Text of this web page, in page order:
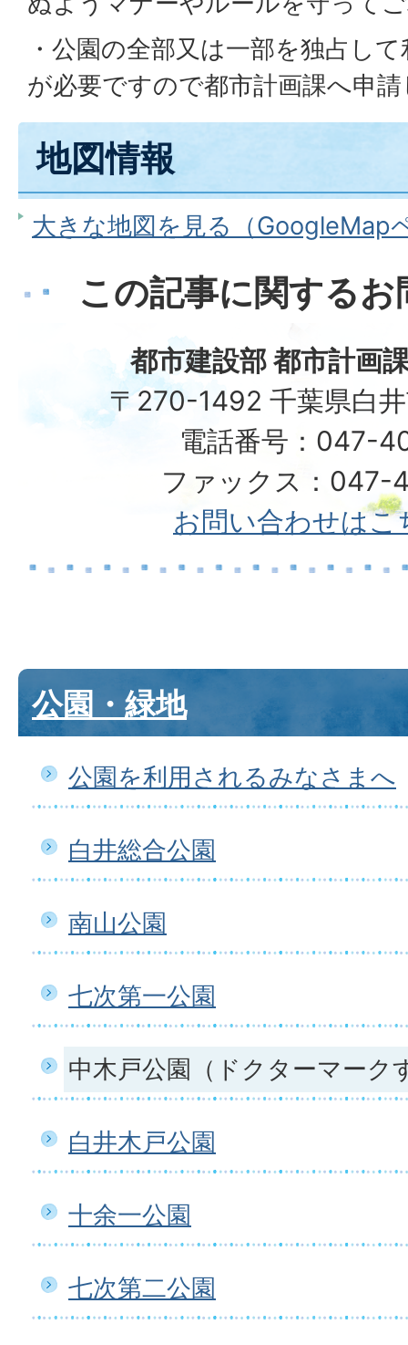
・公園の全部又は一部を独占し
が必要ですので都市計画課へ申
地図情報
大きな地図を見る（GoogleMap
この記事に関する
都市建設部 都市計画
〒270-1492 千葉県白
電話番号：047-
ファックス：047-
お問い合わせはこ
公園・緑地
公園を利用されるみなさまへ
白井総合公園
南山公園
七次第一公園
中木戸公園（ドクターマーク
白井木戸公園
十余一公園
七次第二公園